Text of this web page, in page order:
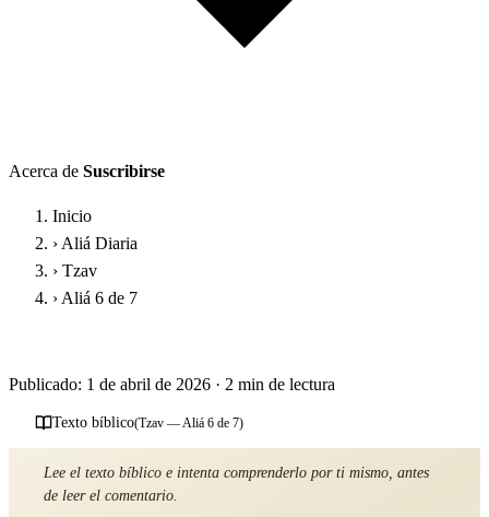
Acerca de Suscribirse
Inicio
› Aliá Diaria
› Tzav
› Aliá 6 de 7
Publicado: 1 de abril de 2026 · 2 min de lectura
Texto bíblico(Tzav — Aliá 6 de 7)
Lee el texto bíblico e intenta comprenderlo por ti mismo, antes
de leer el comentario.